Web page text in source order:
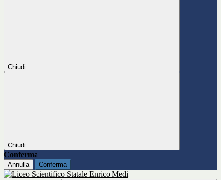
Chiudi
Chiudi
Conferma
Annulla Conferma